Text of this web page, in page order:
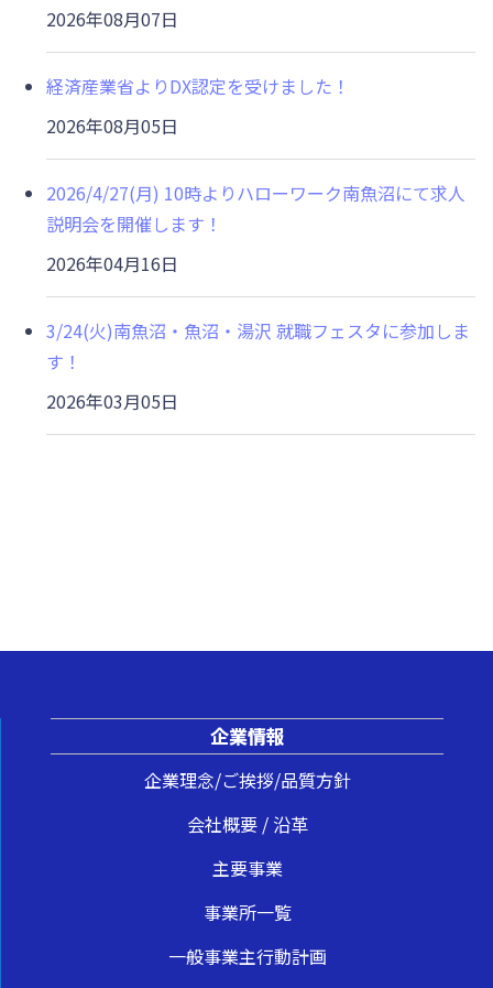
2026年08月07日
経済産業省よりDX認定を受けました！
2026年08月05日
2026/4/27(月) 10時よりハローワーク南魚沼にて求人
説明会を開催します！
2026年04月16日
3/24(火)南魚沼・魚沼・湯沢 就職フェスタに参加しま
す！
2026年03月05日
企業情報
企業理念/ご挨拶/品質方針
会社概要 / 沿革
主要事業
事業所一覧
一般事業主行動計画